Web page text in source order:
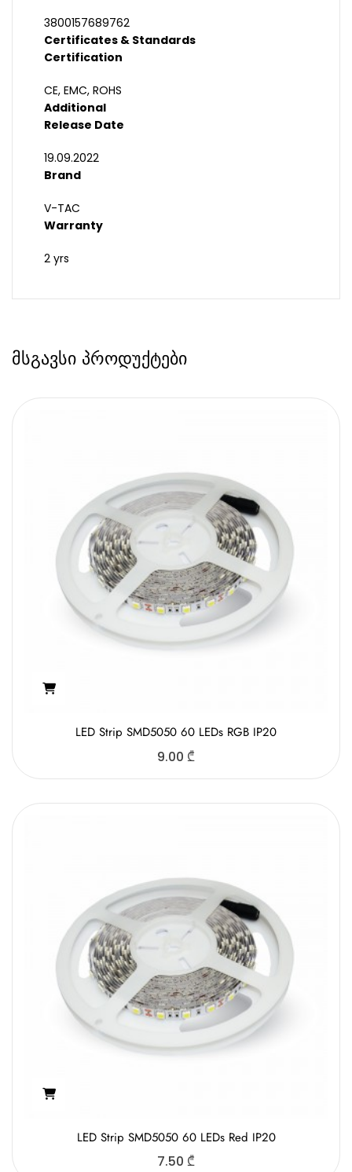
3800157689762
Certificates & Standards
Certification
CE, EMC, ROHS
Additional
Release Date
19.09.2022
Brand
V-TAC
Warranty
2 yrs
მსგავსი პროდუქტები
LED Strip SMD5050 60 LEDs RGB IP20
9.00 ₾
LED Strip SMD5050 60 LEDs Red IP20
7.50 ₾